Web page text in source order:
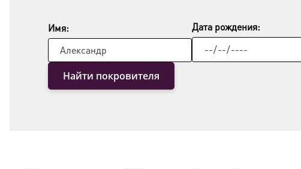
Имя: Дата рождения:
Найти покровителя